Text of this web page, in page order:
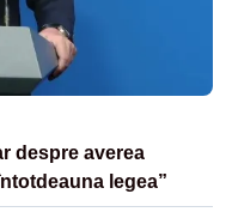
despre averea
legea”